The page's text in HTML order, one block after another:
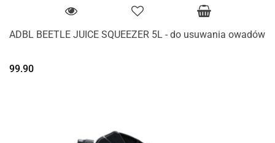
ADBL BEETLE JUICE SQUEEZER 5L - do usuwania owadów
99.90